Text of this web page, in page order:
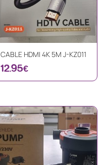
CABLE HDMI 4K 5M J-KZ011
12.95€